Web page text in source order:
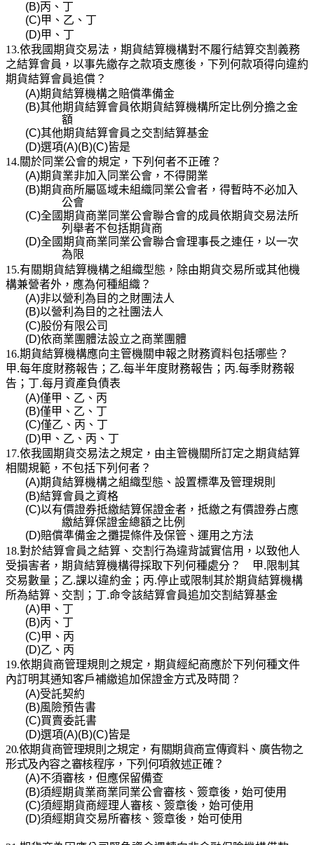
(B)丙、丁
(C)甲、乙、丁
(D)甲、丁
13.依我國期貨交易法，期貨結算機構對不履行結算交割義務
之結算會員，以事先繳存之款項支應後，下列何款項得向違約
期貨結算會員追償？
(A)期貨結算機構之賠償準備金
(B)其他期貨結算會員依期貨結算機構所定比例分擔之金
額
(C)其他期貨結算會員之交割結算基金
(D)選項(A)(B)(C)皆是
14.關於同業公會的規定，下列何者不正確？
(A)期貨業非加入同業公會，不得開業
(B)期貨商所屬區域未組織同業公會者，得暫時不必加入
公會
(C)全國期貨商業同業公會聯合會的成員依期貨交易法所
列舉者不包括期貨商
(D)全國期貨商業同業公會聯合會理事長之連任，以一次
為限
15.有關期貨結算機構之組織型態，除由期貨交易所或其他機
構兼營者外，應為何種組織？
(A)非以營利為目的之財團法人
(B)以營利為目的之社團法人
(C)股份有限公司
(D)依商業團體法設立之商業團體
16.期貨結算機構應向主管機關申報之財務資料包括哪些？
甲.每年度財務報告；乙.每半年度財務報告；丙.每季財務報
告；丁.每月資產負債表
(A)僅甲、乙、丙
(B)僅甲、乙、丁
(C)僅乙、丙、丁
(D)甲、乙、丙、丁
17.依我國期貨交易法之規定，由主管機關所訂定之期貨結算
相關規範，不包括下列何者？
(A)期貨結算機構之組織型態、設置標準及管理規則
(B)結算會員之資格
(C)以有價證券抵繳結算保證金者，抵繳之有價證券占應
繳結算保證金總額之比例
(D)賠償準備金之攤提條件及保管、運用之方法
18.對於結算會員之結算、交割行為違背誠實信用，以致他人
受損害者，期貨結算機構得採取下列何種處分？ 甲. 限制其
交易數量；乙.課以違約金；丙.停止或限制其於期貨結算機構
所為結算、交割； 丁.命令該結算會員追加交割結算基金
(A)甲、丁
(B)丙、丁
(C)甲、丙
(D)乙、丙
19.依期貨商管理規則之規定，期貨經紀商應於下列何種文件
內訂明其通知客戶補繳追加保證金方式及時間？
(A)受託契約
(B)風險預告書
(C)買賣委託書
(D)選項(A)(B)(C)皆是
20.依期貨商管理規則之規定，有關期貨商宣傳資料、廣告物之
形式及內容之審核程序，下列何項敘述正確？
(A)不須審核，但應保留備查
(B)須經期貨業商業同業公會審核、簽章後，始可使用
(C)須經期貨商經理人審核、簽章後，始可使用
(D)須經期貨交易所審核、簽章後，始可使用